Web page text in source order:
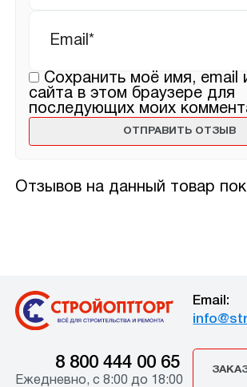
Отзывов на данный товар
Сохранить моё имя, email
сайта в этом браузере для
последующих моих
Email:
8 800 444 00 65
Ежедневно, с 8:00 до 18:00